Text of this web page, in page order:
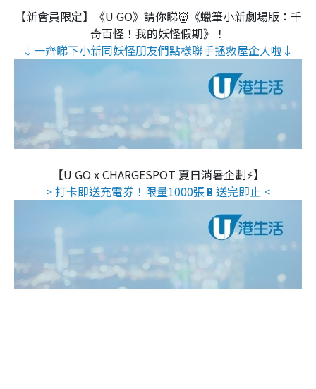
【新會員限定】《U GO》請你睇👹《蠟筆小新劇場版：千
奇百怪！我的妖怪假期》！
↓一齊睇下小新同妖怪朋友們點樣聯手拯救屋企人啦↓
【U GO x CHARGESPOT 夏日消暑企劃⚡】
> 打卡即送充電券！限量1000張🔋送完即止 <